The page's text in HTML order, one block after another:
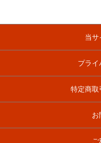
当サ
プライ
特定商取
お
ご